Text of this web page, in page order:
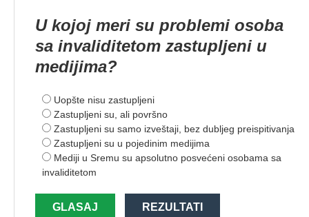
U kojoj meri su problemi osoba
sa invaliditetom zastupljeni u
medijima?
Uopšte nisu zastupljeni
Zastupljeni su, ali površno
Zastupljeni su samo izveštaji, bez dubljeg preispitivanja
Zastupljeni su u pojedinim medijima
Mediji u Sremu su apsolutno posvećeni osobama sa
invaliditetom
GLASAJ REZULTATI